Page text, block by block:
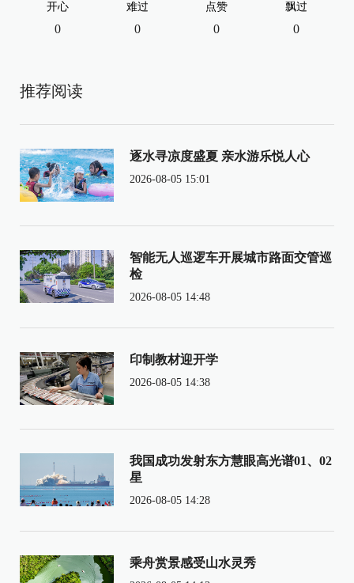
开心
0
难过
0
点赞
0
飘过
0
推荐阅读
逐水寻凉度盛夏 亲水游乐悦人心
2026-08-05 15:01
智能无人巡逻车开展城市路面交管巡
检
2026-08-05 14:48
印制教材迎开学
2026-08-05 14:38
我国成功发射东方慧眼高光谱01、02
星
2026-08-05 14:28
乘舟赏景感受山水灵秀